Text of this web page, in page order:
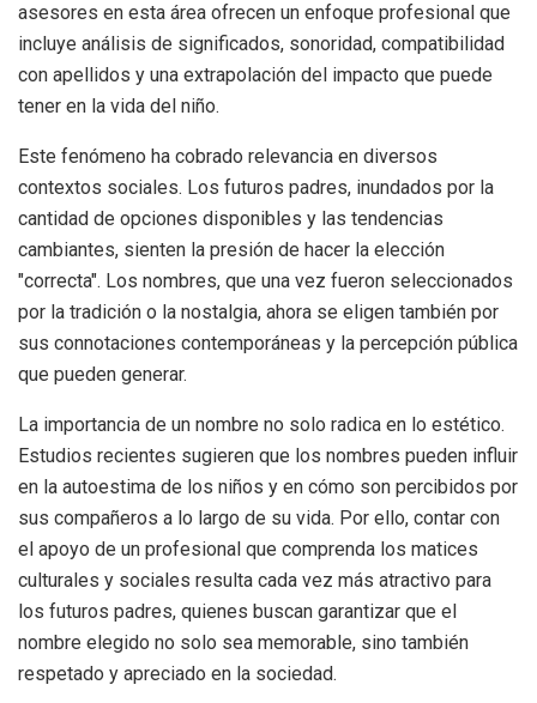
asesores en esta área ofrecen un enfoque profesional que
incluye análisis de significados, sonoridad, compatibilidad
con apellidos y una extrapolación del impacto que puede
tener en la vida del niño.
Este fenómeno ha cobrado relevancia en diversos
contextos sociales. Los futuros padres, inundados por la
cantidad de opciones disponibles y las tendencias
cambiantes, sienten la presión de hacer la elección
"correcta". Los nombres, que una vez fueron seleccionados
por la tradición o la nostalgia, ahora se eligen también por
sus connotaciones contemporáneas y la percepción pública
que pueden generar.
La importancia de un nombre no solo radica en lo estético.
Estudios recientes sugieren que los nombres pueden influir
en la autoestima de los niños y en cómo son percibidos por
sus compañeros a lo largo de su vida. Por ello, contar con
el apoyo de un profesional que comprenda los matices
culturales y sociales resulta cada vez más atractivo para
los futuros padres, quienes buscan garantizar que el
nombre elegido no solo sea memorable, sino también
respetado y apreciado en la sociedad.